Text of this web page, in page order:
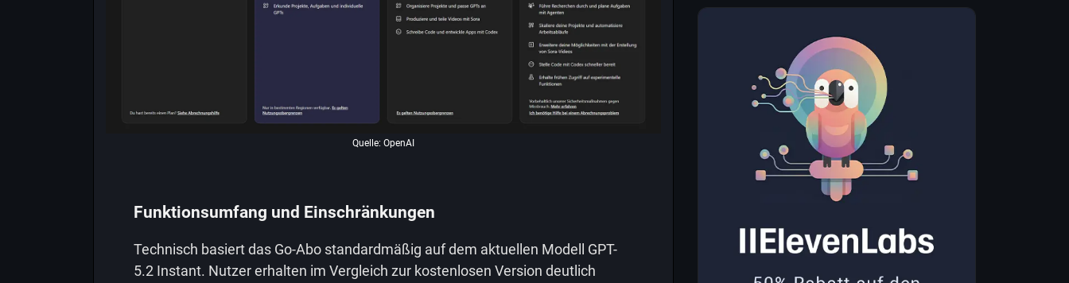
Quelle: OpenAI
Funktionsumfang und Einschränkungen
Technisch basiert das Go-Abo standardmäßig auf dem aktuellen Modell GPT-
5.2 Instant. Nutzer erhalten im Vergleich zur kostenlosen Version deutlich